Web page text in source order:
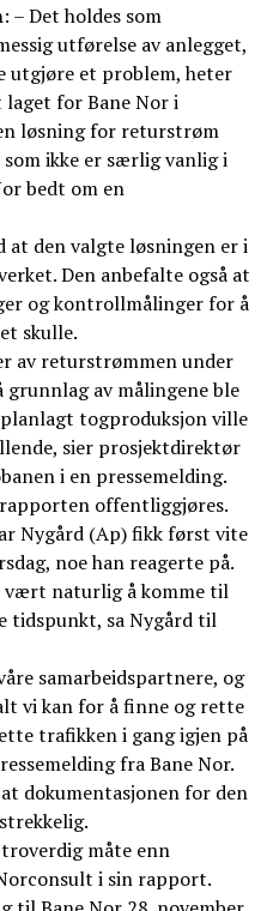
: – Det holdes som
utførelse av anlegget,
utgjøre et problem, heter
for Bane Nor i
løsning for returstrøm
ikke er særlig vanlig i
bedt om en
den valgte løsningen er i
Den anbefalte også at
og kontrollmålinger for å
skulle.
av returstrømmen under
grunnlag av målingene ble
togproduksjon ville
sier prosjektdirektør
i en pressemelding.
offentliggjøres.
Nygård (Ap) fikk først vite
noe han reagerte på.
naturlig å komme til
tidspunkt, sa Nygård til
samarbeidspartnere, og
vi kan for å finne og rette
trafikken i gang igjen på
fra Bane Nor.
dokumentasjonen for den
måte enn
i sin rapport.